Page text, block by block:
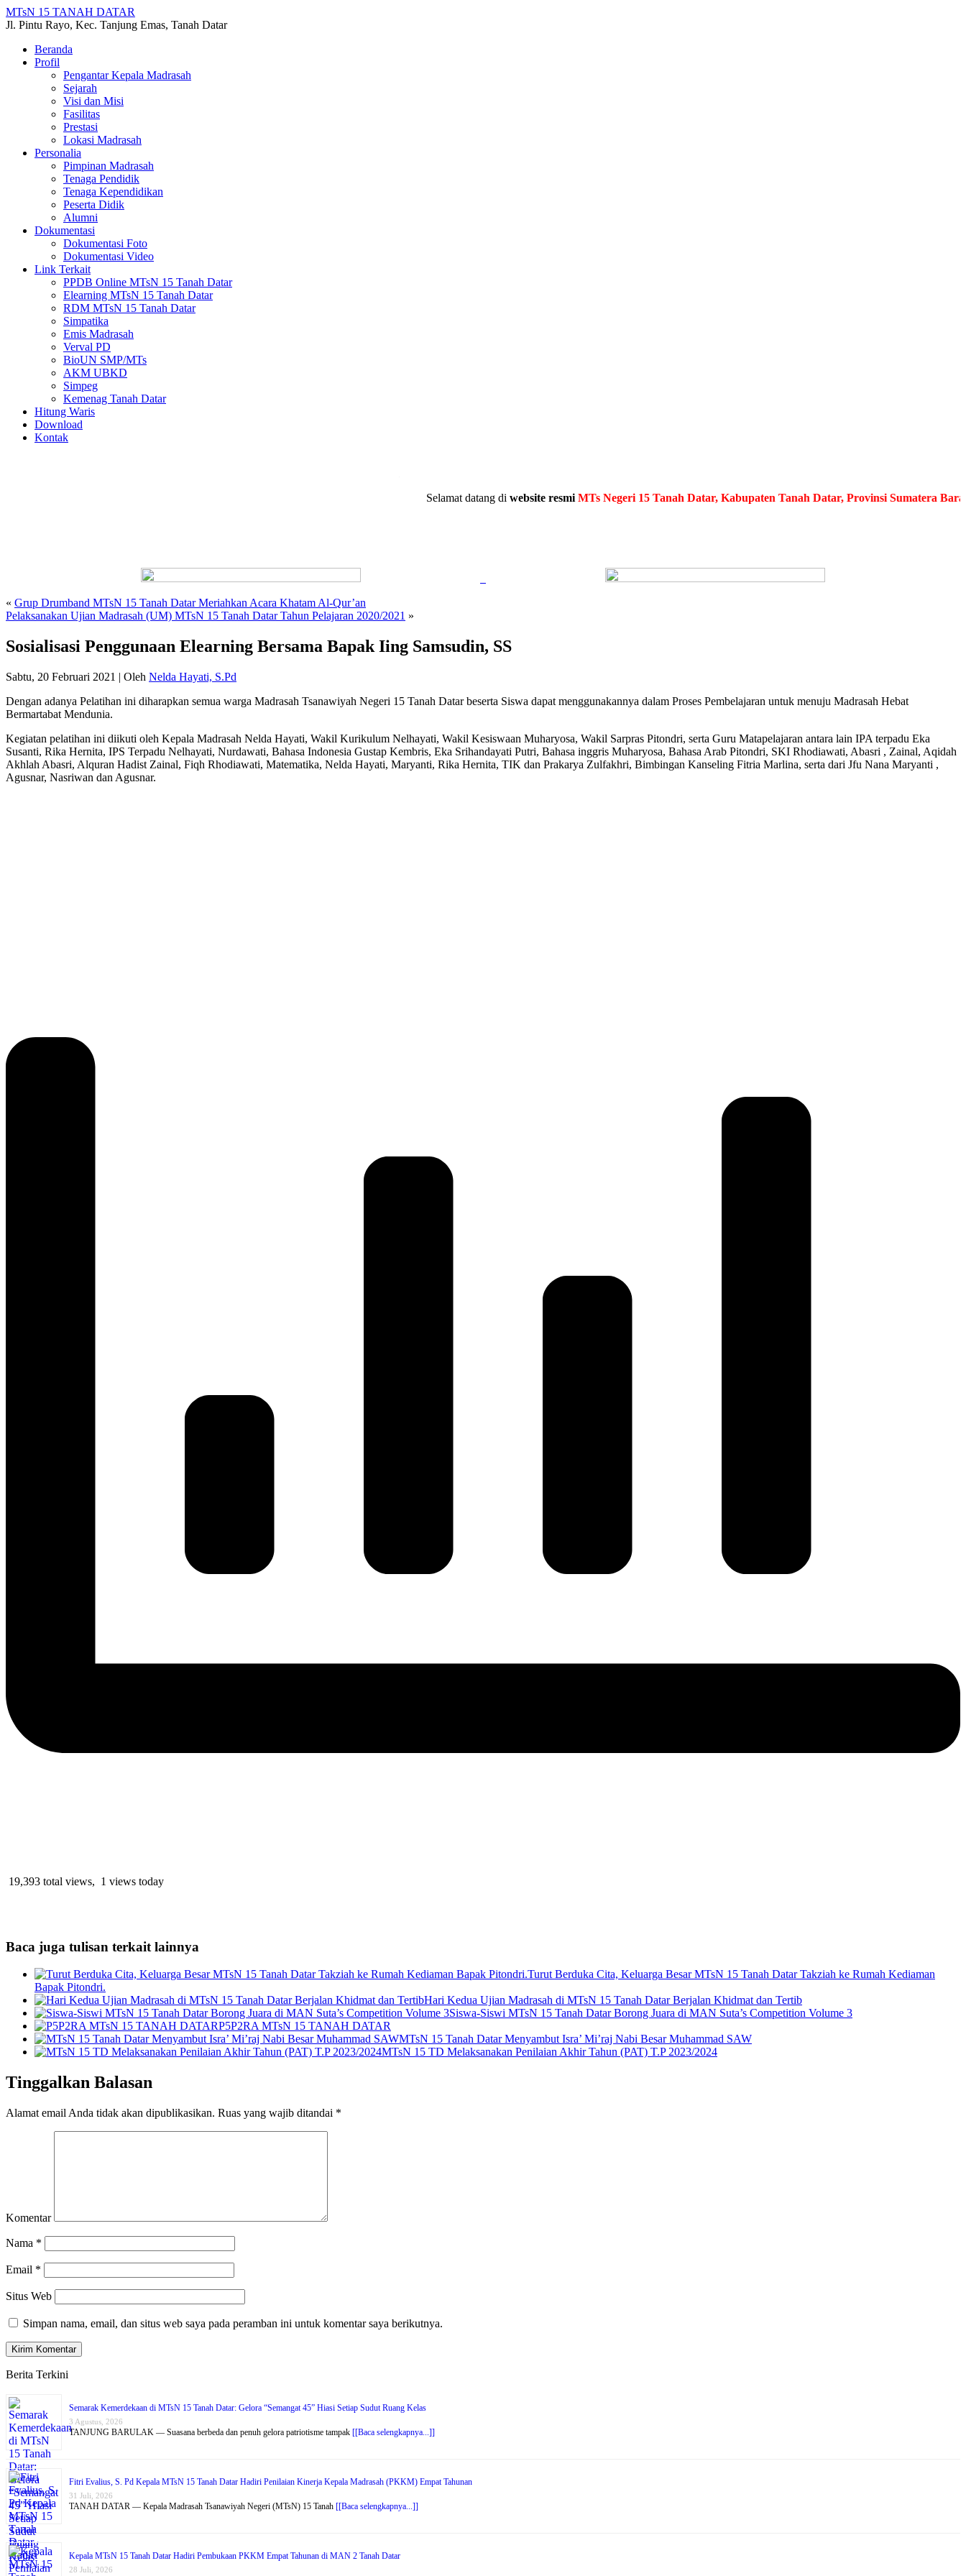
MTsN 15 TANAH DATAR
Jl. Pintu Rayo, Kec. Tanjung Emas, Tanah Datar
Beranda
Profil
Pengantar Kepala Madrasah
Sejarah
Visi dan Misi
Fasilitas
Prestasi
Lokasi Madrasah
Personalia
Pimpinan Madrasah
Tenaga Pendidik
Tenaga Kependidikan
Peserta Didik
Alumni
Dokumentasi
Dokumentasi Foto
Dokumentasi Video
Link Terkait
PPDB Online MTsN 15 Tanah Datar
Elearning MTsN 15 Tanah Datar
RDM MTsN 15 Tanah Datar
Simpatika
Emis Madrasah
Verval PD
BioUN SMP/MTs
AKM UBKD
Simpeg
Kemenag Tanah Datar
Hitung Waris
Download
Kontak
Selamat datang diwebsite resmi MTs Negeri 15 Tanah Datar, Kabupaten Tanah Datar, Provinsi Sumatera Barat Media
« Grup Drumband MTsN 15 Tanah Datar Meriahkan Acara Khatam Al-Qur’an
Pelaksanakan Ujian Madrasah (UM) MTsN 15 Tanah Datar Tahun Pelajaran 2020/2021 »
Sosialisasi Penggunaan Elearning Bersama Bapak Iing Samsudin, SS
Sabtu, 20 Februari 2021 | Oleh Nelda Hayati, S.Pd
Dengan adanya Pelatihan ini diharapkan semua warga Madrasah Tsanawiyah Negeri 15 Tanah Datar beserta Siswa dapat menggunakannya dalam Proses Pembelajaran untuk menuju Madrasah Hebat
Bermartabat Mendunia.
Kegiatan pelatihan ini diikuti oleh Kepala Madrasah Nelda Hayati, Wakil Kurikulum Nelhayati, Wakil Kesiswaan Muharyosa, Wakil Sarpras Pitondri, serta Guru Matapelajaran antara lain IPA terpadu Eka
Susanti, Rika Hernita, IPS Terpadu Nelhayati, Nurdawati, Bahasa Indonesia Gustap Kembris, Eka Srihandayati Putri, Bahasa inggris Muharyosa, Bahasa Arab Pitondri, SKI Rhodiawati, Abasri , Zainal, Aqidah
Akhlah Abasri, Alquran Hadist Zainal, Fiqh Rhodiawati, Matematika, Nelda Hayati, Maryanti, Rika Hernita, TIK dan Prakarya Zulfakhri, Bimbingan Kanseling Fitria Marlina, serta dari Jfu Nana Maryanti ,
Agusnar, Nasriwan dan Agusnar.
19,393 total views, 1 views today
Baca juga tulisan terkait lainnya
Turut Berduka Cita, Keluarga Besar MTsN 15 Tanah Datar Takziah ke Rumah Kediaman
Bapak Pitondri.
Hari Kedua Ujian Madrasah di MTsN 15 Tanah Datar Berjalan Khidmat dan Tertib
Siswa-Siswi MTsN 15 Tanah Datar Borong Juara di MAN Suta’s Competition Volume 3
P5P2RA MTsN 15 TANAH DATAR
MTsN 15 Tanah Datar Menyambut Isra’ Mi’raj Nabi Besar Muhammad SAW
MTsN 15 TD Melaksanakan Penilaian Akhir Tahun (PAT) T.P 2023/2024
Tinggalkan Balasan
Alamat email Anda tidak akan dipublikasikan. Ruas yang wajib ditandai *
Komentar
Nama *
Email *
Situs Web
Simpan nama, email, dan situs web saya pada peramban ini untuk komentar saya berikutnya.
Berita Terkini
Semarak Kemerdekaan di MTsN 15 Tanah Datar: Gelora “Semangat 45” Hiasi Setiap Sudut Ruang Kelas
3 Agustus, 2026
TANJUNG BARULAK — Suasana berbeda dan penuh gelora patriotisme tampak [[Baca selengkapnya...]]
Fitri Evalius, S. Pd Kepala MTsN 15 Tanah Datar Hadiri Penilaian Kinerja Kepala Madrasah (PKKM) Empat Tahunan
31 Juli, 2026
TANAH DATAR — Kepala Madrasah Tsanawiyah Negeri (MTsN) 15 Tanah [[Baca selengkapnya...]]
Kepala MTsN 15 Tanah Datar Hadiri Pembukaan PKKM Empat Tahunan di MAN 2 Tanah Datar
28 Juli, 2026